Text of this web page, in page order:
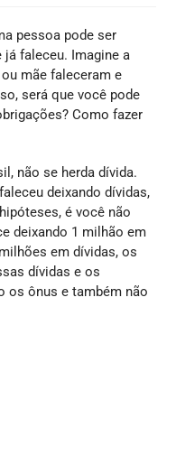
pessoa pode ser
já faleceu. Imagine a
mãe faleceram e
será que você pode
Como fazer
não se herda dívida.
deixando dívidas,
é você não
deixando 1 milhão em
em dívidas, os
dívidas e os
os ônus e também não